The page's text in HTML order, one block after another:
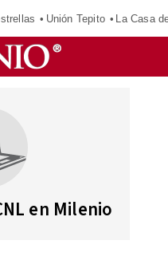
Unión Tepito La Casa
en Milenio